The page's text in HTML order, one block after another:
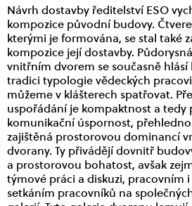
Návrh dostavby ředitelství ESO
kompozice původní budovy.
kterými je formována, se stal také
kompozice její dostavby.
vnitřním dvorem se současně hlásí
tradici typologie vědeckých
můžeme v klášterech spatřovat.
uspořádání je kompaktnost a tedy
komunikační úspornost,
zajištěná prostorovou dominancí
dvorany. Ty přivádějí dovnitř
a prostorovou bohatost, avšak
týmové práci a diskuzi, pracovním
setkáním pracovníků na